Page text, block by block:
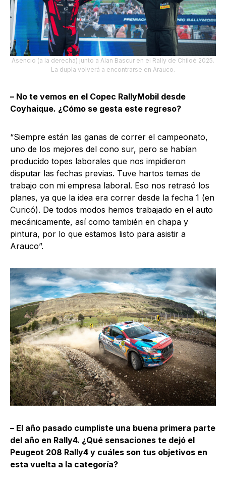
Asencio (a la derecha) junto a Alan Bascur en el Rally de Chiloé 2025.
La dupla volverá a encontrarse en Arauco.
– No te vemos en el Copec RallyMobil desde
Coyhaique. ¿Cómo se gesta este regreso?
“Siempre están las ganas de correr el campeonato,
uno de los mejores del cono sur, pero se habían
producido topes laborales que nos impidieron
disputar las fechas previas. Tuve hartos temas de
trabajo con mi empresa laboral. Eso nos retrasó los
planes, ya que la idea era correr desde la fecha 1 (en
Curicó). De todos modos hemos trabajado en el auto
mecánicamente, así como también en chapa y
pintura, por lo que estamos listo para asistir a
Arauco”.
– El año pasado cumpliste una buena primera parte
del año en Rally4. ¿Qué sensaciones te dejó el
Peugeot 208 Rally4 y cuáles son tus objetivos en
esta vuelta a la categoría?